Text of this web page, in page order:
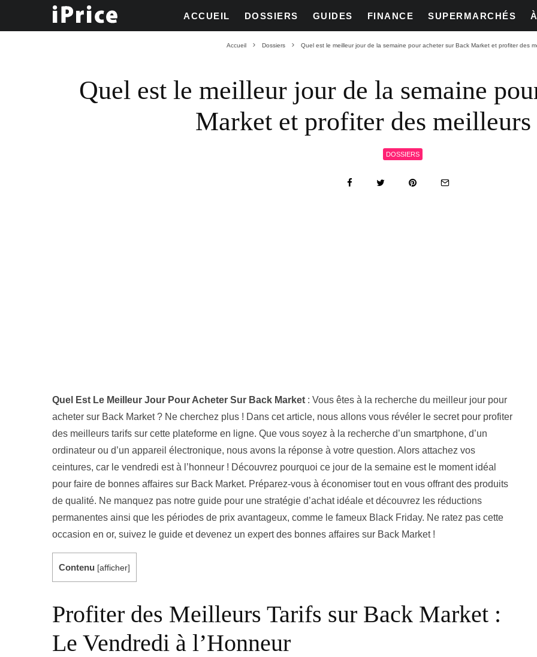
ACCUEIL DOSSIERS GUIDES FINANCE SUPERMARCHÉS
Accueil Dossiers Quel est le meilleur jour de la semaine pour acheter sur Back Market et profiter des
Quel est le meilleur jour de la semaine
Market et profiter des
DOSSIERS
Quel Est Le Meilleur Jour Pour Acheter Sur Back Market : Vous êtes à la recherche du meilleur jour pour
acheter sur Back Market ? Ne cherchez plus ! Dans cet article, nous allons vous révéler le secret pour profiter
des meilleurs tarifs sur cette plateforme en ligne. Que vous soyez à la recherche d’un smartphone, d’un
ordinateur ou d’un appareil électronique, nous avons la réponse à votre question. Alors attachez vos
ceintures, car le vendredi est à l’honneur ! Découvrez pourquoi ce jour de la semaine est le moment idéal
pour faire de bonnes affaires sur Back Market. Préparez-vous à économiser tout en vous offrant des produits
de qualité. Ne manquez pas notre guide pour une stratégie d’achat idéale et découvrez les réductions
permanentes ainsi que les périodes de prix avantageux, comme le fameux Black Friday. Ne ratez pas cette
occasion en or, suivez le guide et devenez un expert des bonnes affaires sur Back Market !
Contenu [afficher]
Profiter des Meilleurs Tarifs sur Back Market :
Le Vendredi à l’Honneur